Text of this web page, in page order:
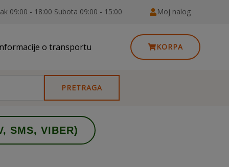
09:00 - 18:00 Subota 09:00 - 15:00 Moj nalog
o transportu KORPA
PRETRAGA
SMS, VIBER)